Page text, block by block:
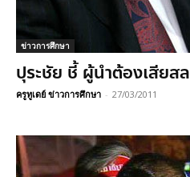
ข่าวการศึกษา
ปุระชัย ชี้ ผู้นำต้องเสียส
ครูทูเดย์ ข่าวการศึกษา - 27/03/2011